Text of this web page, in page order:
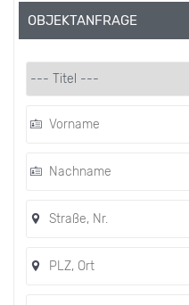
OBJEKTANFRAGE